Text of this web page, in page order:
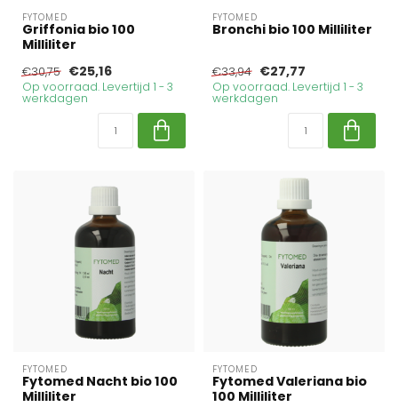
FYTOMED
Griffonia bio 100
Milliliter
€30,75 €25,16
Op voorraad. Levertijd 1 - 3
werkdagen
FYTOMED
Bronchi bio 100 Milliliter
€33,94 €27,77
Op voorraad. Levertijd 1 - 3
werkdagen
FYTOMED
Fytomed Nacht bio 100
Milliliter
FYTOMED
Fytomed Valeriana bio
100 Milliliter